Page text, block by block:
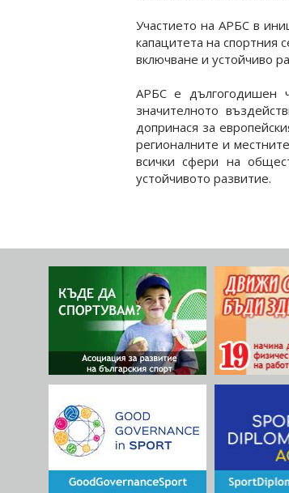
Участието на АРБС в
капацитета на спортния
включване и устойчиво
АРБС е дългогодишен
значителното
допринася за
регионалните и
всички сфери на
устойчивото развитие.